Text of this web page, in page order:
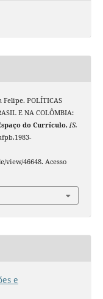
Felipe. POLÍTICAS
E NA COLÔMBIA:
do Currículo, [S.
46648. Acesso
e